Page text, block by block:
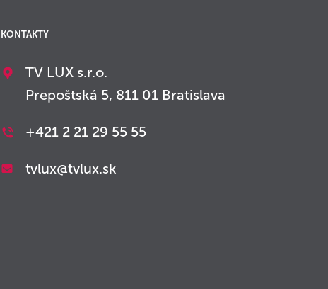
KONTAKTY
TV LUX s.r.o.
Prepoštská 5, 811 01 Bratislava
+421 2 21 29 55 55
tvlux@tvlux.sk